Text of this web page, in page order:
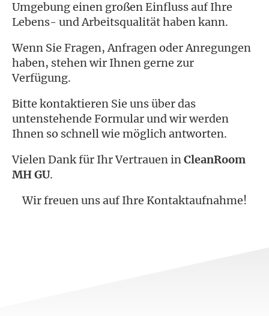
Umgebung einen großen Einfluss auf Ihre
Lebens- und Arbeitsqualität haben kann.
Wenn Sie Fragen, Anfragen oder Anregungen
haben, stehen wir Ihnen gerne zur
Verfügung.
Bitte kontaktieren Sie uns über das
untenstehende Formular und wir werden
Ihnen so schnell wie möglich antworten.
Vielen Dank für Ihr Vertrauen inCleanRoom
MH GU.
Wir freuen uns auf Ihre Kontaktaufnahme!